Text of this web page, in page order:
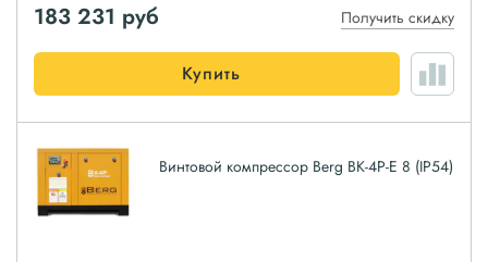
183 231 руб Получить скидку
Купить
Винтовой компрессор Berg ВК-4Р-E 8 (IP54)